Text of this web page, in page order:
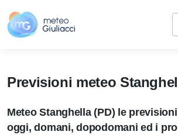
Previsioni meteo
Meteo Stanghella (PD) le
oggi, domani, dopodomani ed i